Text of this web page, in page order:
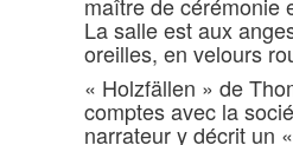
La salle est aux
oreilles, en velours
« Holzfällen » de
comptes avec la
narrateur y décrit un